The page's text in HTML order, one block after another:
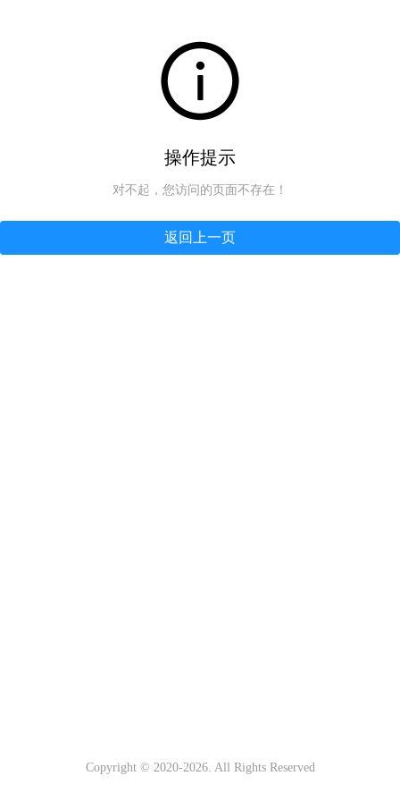
操作提示
对不起，您访问的页面不存在！
返回上一页
Copyright © 2020-2026. All Rights Reserved